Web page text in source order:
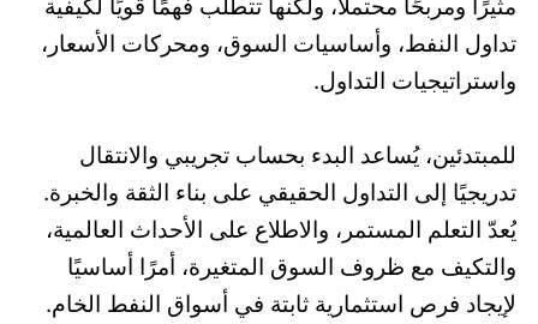
مثيرًا ومربحًا محتملًا، ولكنها تتطلب فهمًا قويًا لكيفية
تداول النفط، وأساسيات السوق، ومحركات الأسعار،
واستراتيجيات التداول.
للمبتدئين، يُساعد البدء بحساب تجريبي والانتقال
تدريجيًا إلى التداول الحقيقي على بناء الثقة والخبرة.
يُعدّ التعلم المستمر، والاطلاع على الأحداث العالمية،
والتكيف مع ظروف السوق المتغيرة، أمرًا أساسيًا
لإيجاد فرص استثمارية ثابتة في أسواق النفط الخام.